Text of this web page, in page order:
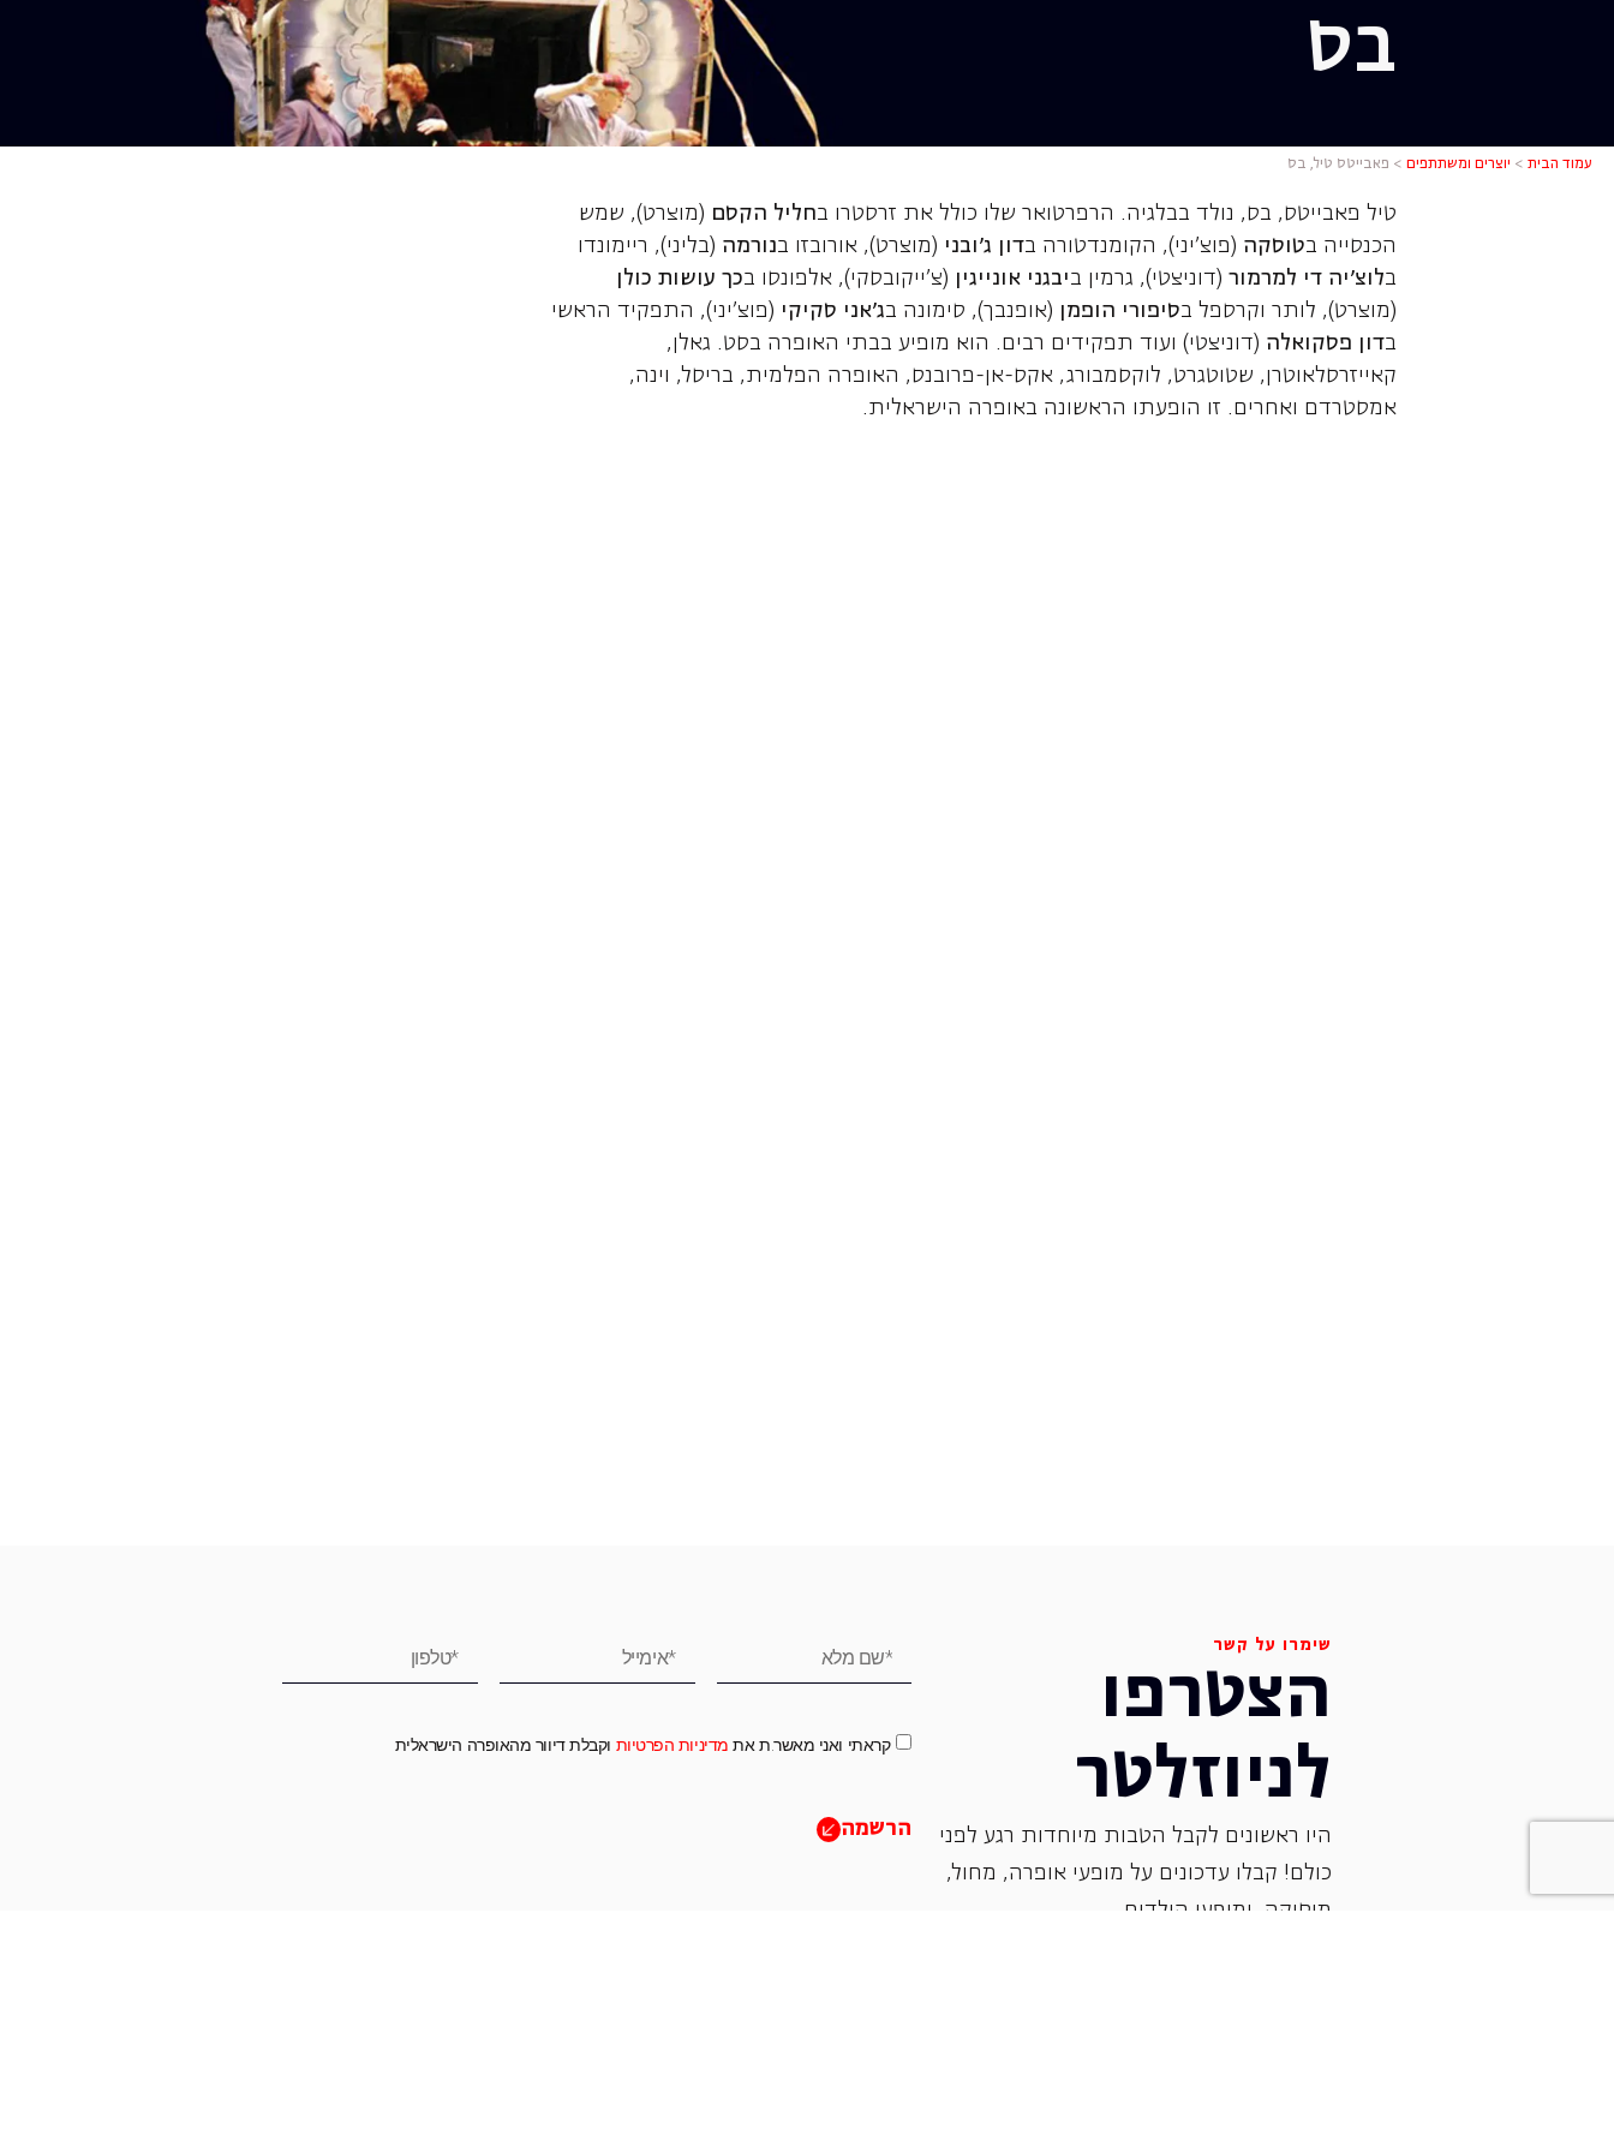
פאבייטס טיל, בס
בס
עמוד הבית > יוצרים ומשתתפים > פאבייטס טיל, בס
טיל פאבייטס, בס, נולד בבלגיה. הרפרטואר שלו כולל את זרסטרו בחליל הקסם (מוצרט), שמש
הכנסייה בטוסקה (פוצ'יני), הקומנדטורה בדון ג'ובני (מוצרט), אורובזו בנורמה (בליני), ריימונדו
בלוצ'יה די למרמור (דוניצטי), גרמין ביבגני אונייגין (צ'ייקובסקי), אלפונסו בכך עושות כולן
(מוצרט), לותר וקרספל בסיפורי הופמן (אופנבך), סימונה בג'אני סקיקי (פוצ'יני), התפקיד הראשי
בדון פסקואלה (דוניצטי) ועוד תפקידים רבים. הוא מופיע בבתי האופרה בסט. גאלן,
קאייזרסלאוטרן, שטוטגרט, לוקסמבורג, אקס-אן-פרובנס, האופרה הפלמית, בריסל, וינה,
אמסטרדם ואחרים. זו הופעתו הראשונה באופרה הישראלית.
שימרו על קשר
הצטרפו
לניוזלטר
היו ראשונים לקבל הטבות מיוחדות רגע לפני
כולם! קבלו עדכונים על מופעי אופרה, ‏מחול,
‏מוסיקה, ומופעי הילדים.
קראתי ואני מאשר.ת את מדיניות הפרטיות וקבלת דיוור מהאופרה הישראלית
הרשמה